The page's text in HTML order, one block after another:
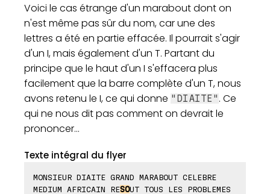
Voici le cas étrange d'un marabout dont on
n'est même pas sûr du nom, car une des
lettres a été en partie effacée. Il pourrait s'agir
d'un I, mais également d'un T. Partant du
principe que le haut d'un I s'effacera plus
facilement que la barre complète d'un T, nous
avons retenu le I, ce qui donne "DIAITE" . Ce
qui ne nous dit pas comment on devrait le
prononcer...
Texte intégral du flyer
MONSIEUR DIAITE GRAND MARABOUT CELEBRE
MEDIUM AFRICAIN RESOUT TOUS LES PROBLEMES